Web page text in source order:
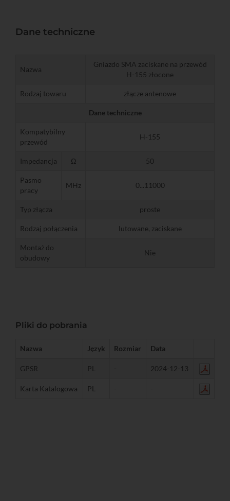
Dane techniczne
Nazwa
Gniazdo SMA zaciskane na przewód
H-155 złocone
Rodzaj towaru złącze antenowe
Dane techniczne
Kompatybilny
przewód
H-155
Impedancja Ω 50
Pasmo
pracy
MHz 0...11000
Typ złącza proste
Rodzaj połączenia lutowane, zaciskane
Montaż do
obudowy
Nie
Pliki do pobrania
Nazwa Język Rozmiar Data
GPSR PL - 2024-12-13
Karta Katalogowa PL - -